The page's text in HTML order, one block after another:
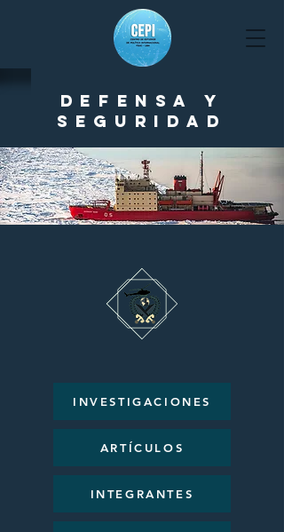
Defensa y
seguridad
INVESTIGACIONES
ARTÍCULOS
INTEGRANTES